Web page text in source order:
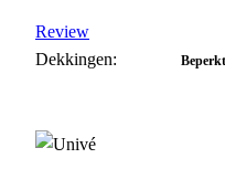
Review
Dekkingen: